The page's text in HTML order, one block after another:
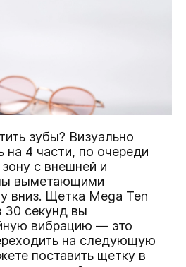
зубы? Визуально
на 4 части, по очереди
с внешней и
выметающими
вниз. Щетка Mega Ten
30 секунд вы
вибрацию — это
на следующую
поставить щетку в